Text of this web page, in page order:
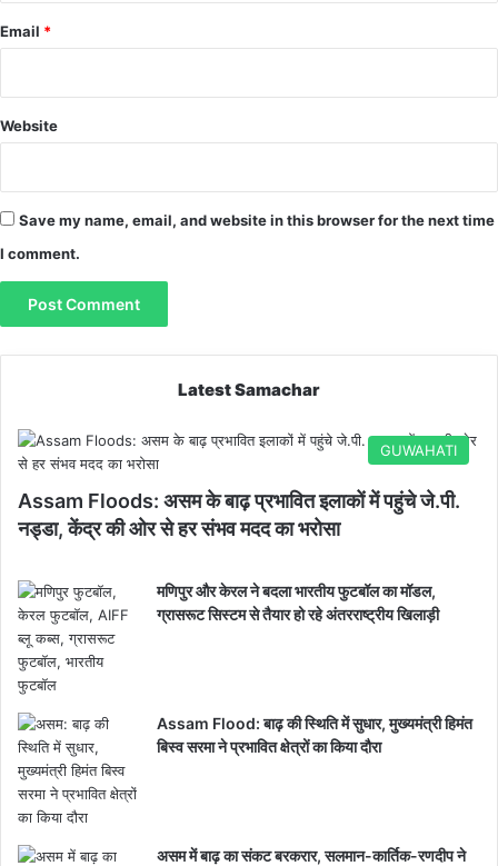
Email *
Website
Save my name, email, and website in this browser for the next time
I comment.
Latest Samachar
GUWAHATI
Assam Floods: असम के बाढ़ प्रभावित इलाकों में पहुंचे जे.पी.
नड्डा, केंद्र की ओर से हर संभव मदद का भरोसा
मणिपुर और केरल ने बदला भारतीय फुटबॉल का मॉडल,
ग्रासरूट सिस्टम से तैयार हो रहे अंतरराष्ट्रीय खिलाड़ी
Assam Flood: बाढ़ की स्थिति में सुधार, मुख्यमंत्री हिमंत
बिस्व सरमा ने प्रभावित क्षेत्रों का किया दौरा
असम में बाढ़ का संकट बरकरार, सलमान-कार्तिक-रणदीप ने